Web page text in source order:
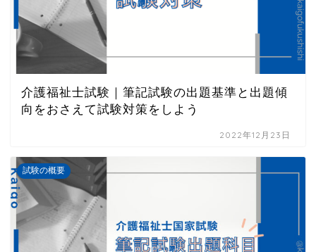
介護福祉士試験｜筆記試験の出題基準と出題傾
向をおさえて試験対策をしよう
2022年12月23日
試験の概要